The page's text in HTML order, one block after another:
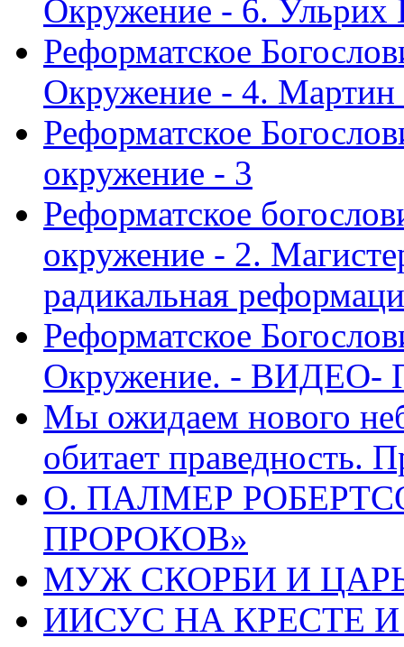
Окружение - 6. Ульрих
Реформатское
Окружение - 4.
Реформатское
окружение - 3
Реформатское
окружение - 2.
радикальная
Реформатское
Окружение. - ВИДЕО-
Мы ожидаем нового
обитает праведность.
О. ПАЛМЕР
ПРОРОКОВ»
МУЖ СКОРБИ И ЦАРЬ
ИИСУС НА КРЕСТЕ